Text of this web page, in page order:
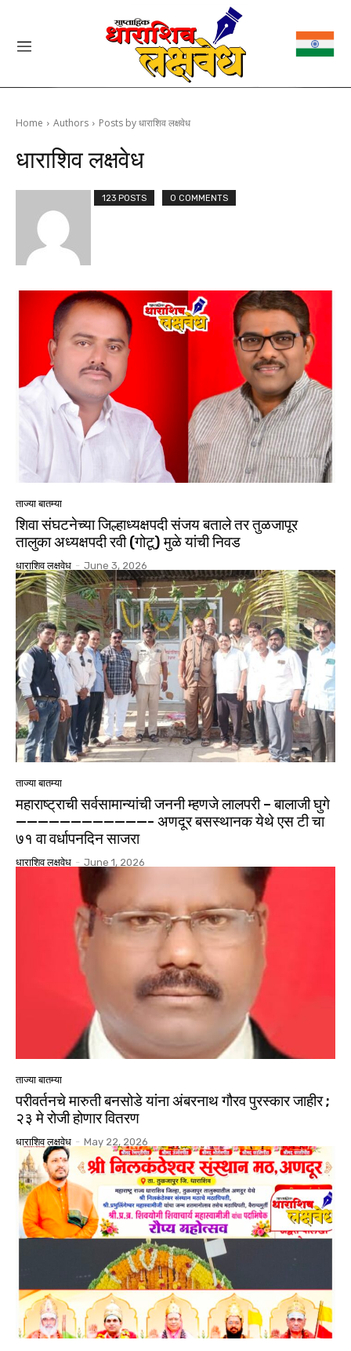
Home Authors Posts by धाराशिव लक्षवेध
धाराशिव लक्षवेध
123 POSTS 0 COMMENTS
ताज्या बातम्या
शिवा संघटनेच्या जिल्हाध्यक्षपदी संजय बताले तर तुळजापूर
तालुका अध्यक्षपदी रवी (गोटू) मुळे यांची निवड
धाराशिव लक्षवेध - June 3, 2026
ताज्या बातम्या
महाराष्ट्राची सर्वसामान्यांची जननी म्हणजे लालपरी – बालाजी घुगे
————————————- अणदूर बसस्थानक येथे एस टी चा
७१ वा वर्धापनदिन साजरा
धाराशिव लक्षवेध - June 1, 2026
ताज्या बातम्या
परीवर्तनचे मारुती बनसोडे यांना अंबरनाथ गौरव पुरस्कार जाहीर ;
२३ मे रोजी होणार वितरण
धाराशिव लक्षवेध - May 22, 2026